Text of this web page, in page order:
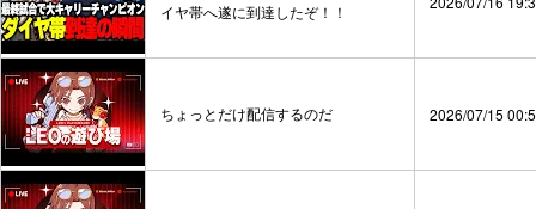
イヤ帯へ遂に到達したぞ！！
ちょっとだけ配信するのだ 2026/07/15